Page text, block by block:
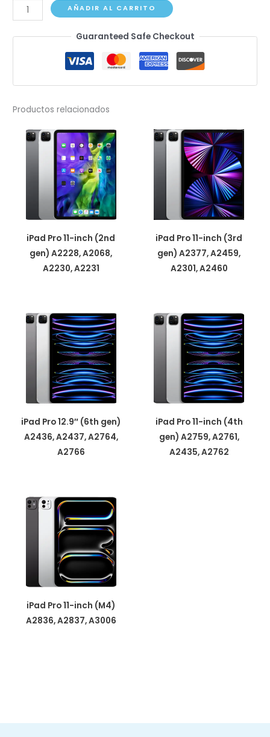
iPad
Pro
12.9"
A1670,
A1821
cantidad
AÑADIR AL CARRITO
Guaranteed Safe Checkout
Productos relacionados
iPad Pro 11-inch (2nd
gen) A2228, A2068,
A2230, A2231
iPad Pro 11-inch (3rd
gen) A2377, A2459,
A2301, A2460
iPad Pro 12.9″ (6th gen)
A2436, A2437, A2764,
A2766
iPad Pro 11-inch (4th
gen) A2759, A2761,
A2435, A2762
iPad Pro 11-inch (M4)
A2836, A2837, A3006